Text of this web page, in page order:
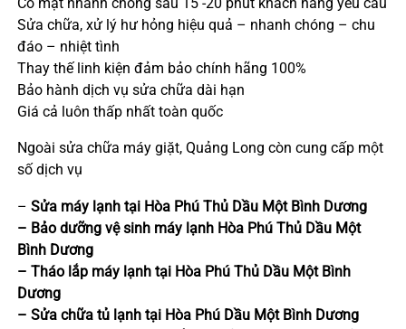
Sửa chữa, xử lý hư hỏng hiệu quả – nhanh chóng – chu
đáo – nhiệt tình
Thay thế linh kiện đảm bảo chính hãng 100%
Bảo hành dịch vụ sửa chữa dài hạn
Giá cả luôn thấp nhất toàn quốc
Ngoài sửa chữa máy giặt, Quảng Long còn cung cấp một
số dịch vụ
– Sửa máy lạnh tại Hòa Phú Thủ Dầu Một Bình Dương
– Bảo dưỡng vệ sinh máy lạnh Hòa Phú Thủ Dầu Một
Bình Dương
– Tháo lắp máy lạnh tại Hòa Phú Thủ Dầu Một Bình
Dương
– Sửa chữa tủ lạnh tại Hòa Phú Dầu Một Bình Dương